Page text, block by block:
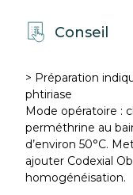
Conseil
> Préparation
phtiriase
Mode opératoire :
perméthrine au
d’environ 50°C.
ajouter Codexial
homogénéisation.